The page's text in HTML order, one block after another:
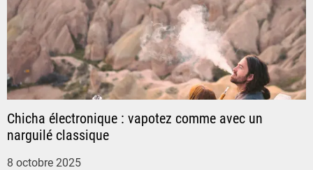
a
t
i
o
n
Chicha électronique : vapotez comme avec un
narguilé classique
8 octobre 2025